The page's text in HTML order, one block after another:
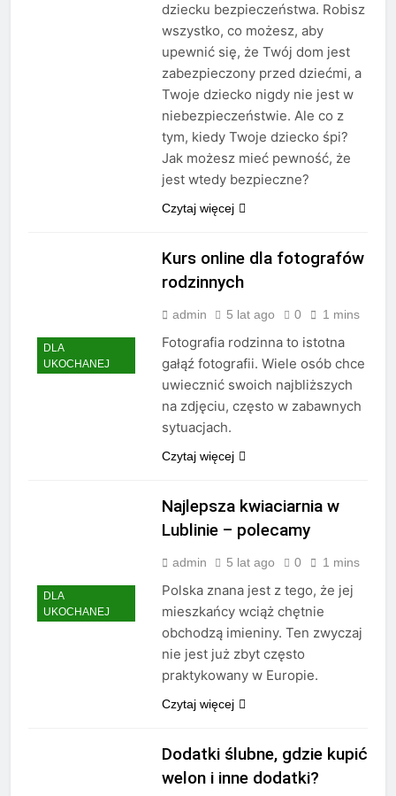
dziecku bezpieczeństwa. Robisz
wszystko, co możesz, aby
upewnić się, że Twój dom jest
zabezpieczony przed dziećmi, a
Twoje dziecko nigdy nie jest w
niebezpieczeństwie. Ale co z
tym, kiedy Twoje dziecko śpi?
Jak możesz mieć pewność, że
jest wtedy bezpieczne?
Czytaj więcej
DLA
UKOCHANEJ
Kurs online dla fotografów
rodzinnych
admin 5 lat ago 0 1 mins
Fotografia rodzinna to istotna
gałąź fotografii. Wiele osób chce
uwiecznić swoich najbliższych
na zdjęciu, często w zabawnych
sytuacjach.
Czytaj więcej
DLA
UKOCHANEJ
Najlepsza kwiaciarnia w
Lublinie – polecamy
admin 5 lat ago 0 1 mins
Polska znana jest z tego, że jej
mieszkańcy wciąż chętnie
obchodzą imieniny. Ten zwyczaj
nie jest już zbyt często
praktykowany w Europie.
Czytaj więcej
Dodatki ślubne, gdzie kupić
welon i inne dodatki?